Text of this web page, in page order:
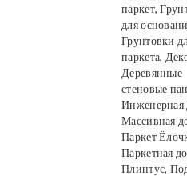
паркет,
для
Грунтовки
паркета,
Деревянные
стеновые
Инженерная
Массивная
Паркет
Паркетная
Плинтус,